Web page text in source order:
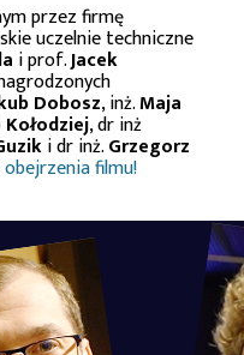
przez firmę
uczelnie techniczne
i prof.Jacek
Dobosz, inż.Maja
Kołodziej, dr inż
i dr inż.Grzegorz
filmu!